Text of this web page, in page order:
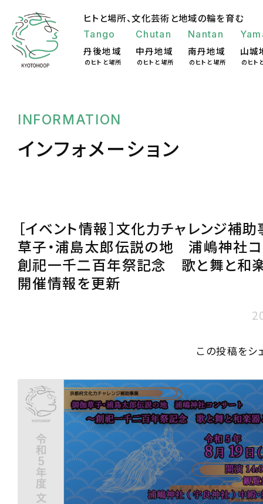
ヒトと場所、文化芸術と地域の輪を育む
Tango
丹後地域
のヒトと場所
Chutan
中丹地域
のヒトと場所
Nantan
南丹地域
のヒトと場所
山城
のヒト
INFORMATION
インフォメーション
［イベント情報］文化力チャレンジ補
草子・浦島太郎伝説の地 浦嶋神社
創祀一千二百年祭記念 歌と舞と和
開催情報を更新
この投稿をシ